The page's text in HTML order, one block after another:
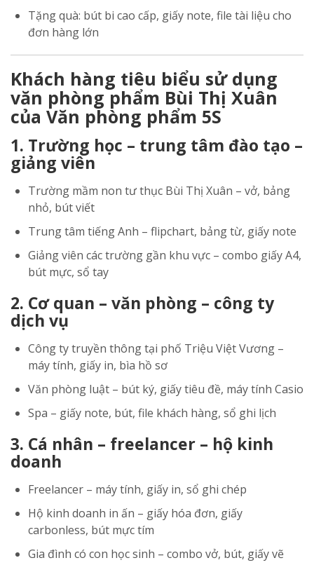
Tặng quà: bút bi cao cấp, giấy note, file tài liệu cho
đơn hàng lớn
Khách hàng tiêu biểu sử dụng
văn phòng phẩm Bùi Thị Xuân
của Văn phòng phẩm 5S
1. Trường học – trung tâm đào tạo –
giảng viên
Trường mầm non tư thục Bùi Thị Xuân – vở, bảng
nhỏ, bút viết
Trung tâm tiếng Anh – flipchart, bảng từ, giấy note
Giảng viên các trường gần khu vực – combo giấy A4,
bút mực, sổ tay
2. Cơ quan – văn phòng – công ty
dịch vụ
Công ty truyền thông tại phố Triệu Việt Vương –
máy tính, giấy in, bìa hồ sơ
Văn phòng luật – bút ký, giấy tiêu đề, máy tính Casio
Spa – giấy note, bút, file khách hàng, sổ ghi lịch
3. Cá nhân – freelancer – hộ kinh
doanh
Freelancer – máy tính, giấy in, sổ ghi chép
Hộ kinh doanh in ấn – giấy hóa đơn, giấy
carbonless, bút mực tím
Gia đình có con học sinh – combo vở, bút, giấy vẽ